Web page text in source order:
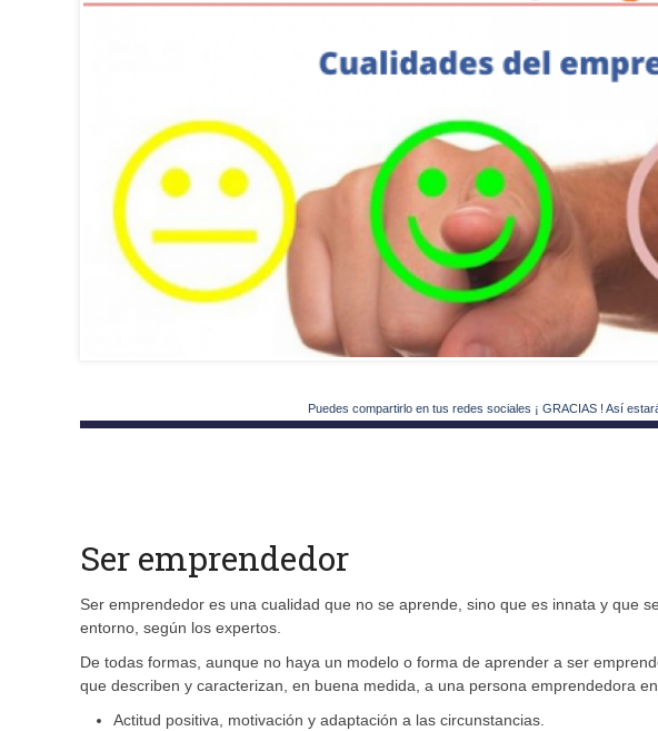
Puedes compartirlo en tus redes sociales ¡ GRACIAS ! Así
Ser emprendedor
Ser emprendedor es una cualidad que no se aprende, sino que es innata y que
entorno, según los expertos.
De todas formas, aunque no haya un modelo o forma de aprender a ser
que describen y caracterizan, en buena medida, a una persona emprendedora
Actitud positiva, motivación y adaptación a las circunstancias.